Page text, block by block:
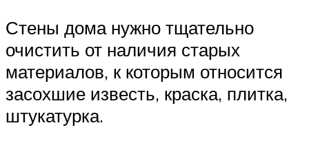
Стены дома нужно тщательно
очистить от наличия старых
материалов, к которым относится
засохшие известь, краска, плитка,
штукатурка.